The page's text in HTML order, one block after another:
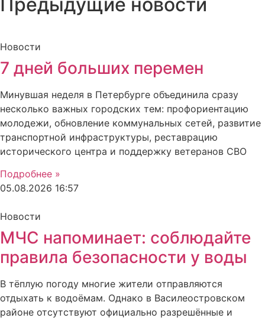
Новости
7 дней больших перемен
Минувшая неделя в Петербурге объединила сразу
несколько важных городских тем: профориентацию
молодежи, обновление коммунальных сетей, развитие
транспортной инфраструктуры, реставрацию
исторического центра и поддержку ветеранов СВО
Подробнее »
05.08.2026 16:57
Новости
МЧС напоминает: соблюдайте
правила безопасности у воды
В тёплую погоду многие жители отправляются
отдыхать к водоёмам. Однако в Василеостровском
районе отсутствуют официально разрешённые и